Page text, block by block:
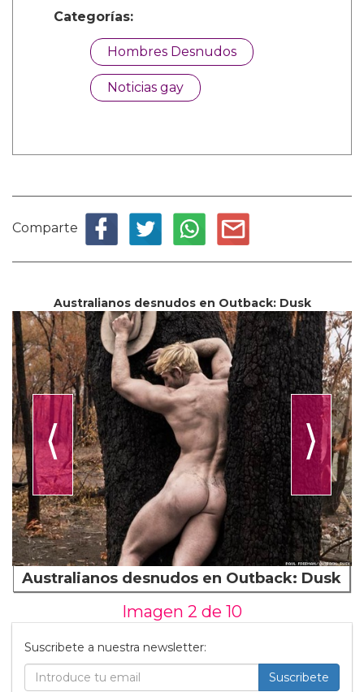
Categorías:
Hombres Desnudos
Noticias gay
Comparte
Australianos desnudos en Outback: Dusk
⟨ ⟩
Australianos desnudos en Outback: Dusk
Imagen 2 de 10
Suscribete a nuestra newsletter:
Suscribete